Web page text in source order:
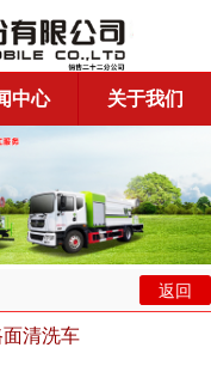
中心 关于我们
返回
清洗车